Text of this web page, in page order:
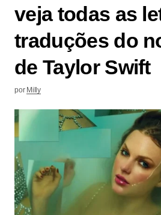
veja todas as
traduções do
de Taylor Swift
por Milly